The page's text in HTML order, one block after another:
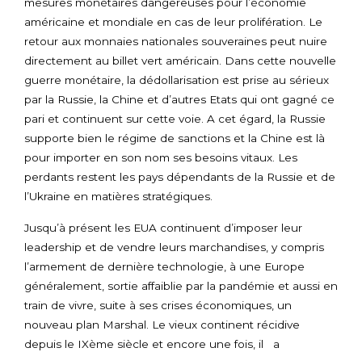
mesures monétaires dangereuses pour l’économie
américaine et mondiale en cas de leur prolifération. Le
retour aux monnaies nationales souveraines peut nuire
directement au billet vert américain. Dans cette nouvelle
guerre monétaire, la dédollarisation est prise au sérieux
par la Russie, la Chine et d’autres Etats qui ont gagné ce
pari et continuent sur cette voie. A cet égard, la Russie
supporte bien le régime de sanctions et la Chine est là
pour importer en son nom ses besoins vitaux. Les
perdants restent les pays dépendants de la Russie et de
l’Ukraine en matières stratégiques.
Jusqu’à présent les EUA continuent d’imposer leur
leadership et de vendre leurs marchandises, y compris
l’armement de dernière technologie, à une Europe
généralement, sortie affaiblie par la pandémie et aussi en
train de vivre, suite à ses crises économiques, un
nouveau plan Marshal. Le vieux continent récidive
depuis le IXème siècle et encore une fois, il a